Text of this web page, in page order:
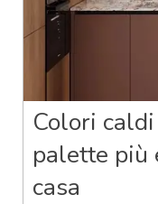
Colori
palette più
casa